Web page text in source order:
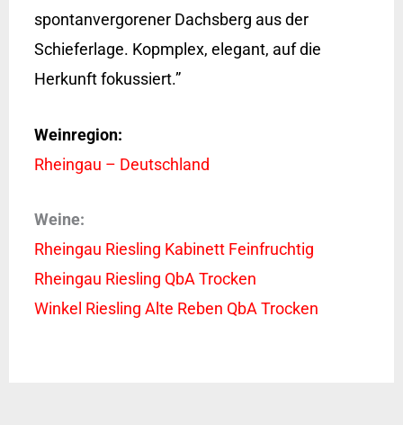
spontanvergorener Dachsberg aus der
Schieferlage. Kopmplex, elegant, auf die
Herkunft fokussiert.”
Weinregion:
Rheingau – Deutschland
Weine:
Rheingau Riesling Kabinett Feinfruchtig
Rheingau Riesling QbA Trocken
Winkel Riesling Alte Reben QbA Trocken